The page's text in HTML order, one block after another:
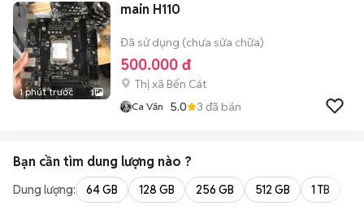
1 phút trước 1
main H110
Đã sử dụng (chưa sửa chữa)
500.000 đ
Thị xã Bến Cát
Ca Văn 5.0 3 đã bán
Bạn cần tìm dung lượng nào ?
Dung lượng: 64 GB 128 GB 256 GB 512 GB 1 TB